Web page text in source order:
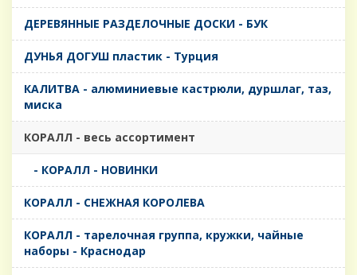
ДЕРЕВЯННЫЕ РАЗДЕЛОЧНЫЕ ДОСКИ - БУК
ДУНЬЯ ДОГУШ пластик - Турция
КАЛИТВА - алюминиевые кастрюли, дуршлаг, таз,
миска
КОРАЛЛ - весь ассортимент
- КОРАЛЛ - НОВИНКИ
КОРАЛЛ - СНЕЖНАЯ КОРОЛЕВА
КОРАЛЛ - тарелочная группа, кружки, чайные
наборы - Краснодар